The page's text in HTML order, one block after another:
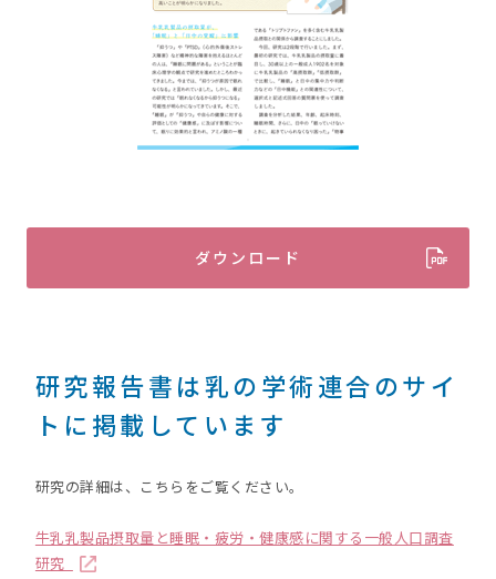
ダウンロード
研究報告書は乳の学術連合のサイ
トに掲載しています
研究の詳細は、こちらをご覧ください。
牛乳乳製品摂取量と睡眠・疲労・健康感に関する一般人口調査
研究